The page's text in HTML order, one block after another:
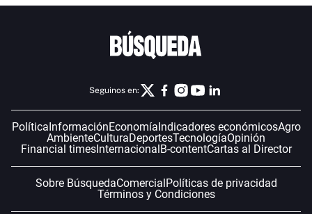
Seguinos en:
Política InformaciónEconomía Indicadores económicosAgro
AmbienteCulturaDeportesTecnologíaOpinión
Financial timesInternacional B-contentCartas al Director
Sobre BúsquedaComercial Políticas de privacidad
Términos y Condiciones